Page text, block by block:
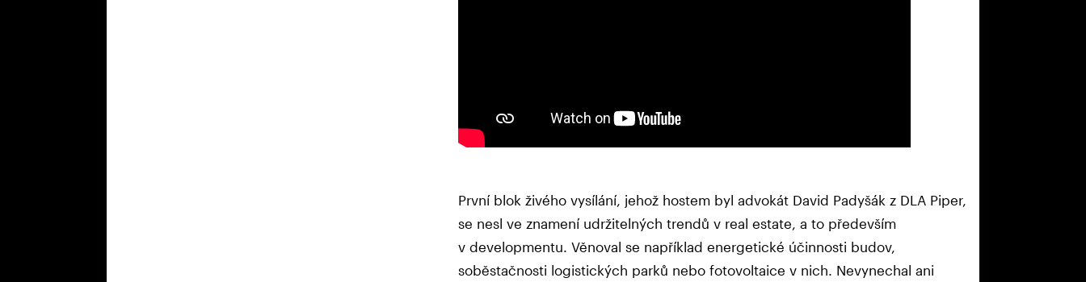
První blok živého vysílání, jehož hostem byl advokát David Padyšák z DLA Piper,
se nesl ve znamení udržitelných trendů v real estate, a to především
v developmentu. Věnoval se například energetické účinnosti budov,
soběstačnosti logistických parků nebo fotovoltaice v nich. Nevynechal ani